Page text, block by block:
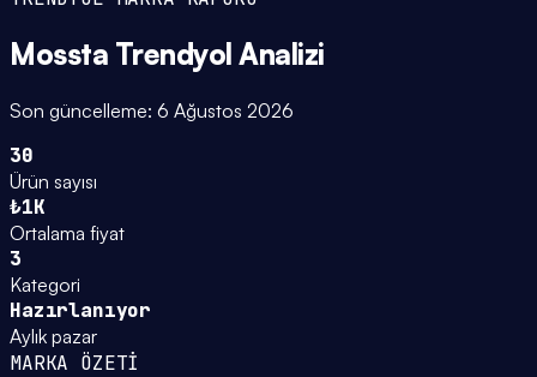
Mossta Trendyol Analizi
Son güncelleme: 6 Ağustos 2026
30
Ürün sayısı
₺1K
Ortalama fiyat
3
Kategori
Hazırlanıyor
Aylık pazar
MARKA ÖZETİ